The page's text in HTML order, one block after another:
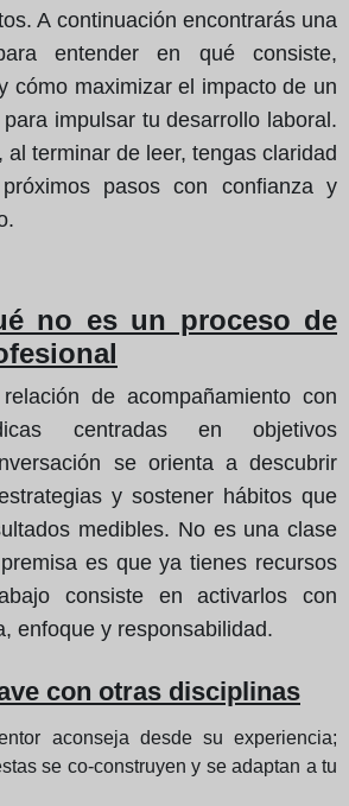
A continuación encontrarás una
entender en qué consiste,
cómo maximizar el impacto de un
impulsar tu desarrollo laboral.
al terminar de leer, tengas claridad
pasos con confianza y
no es un proceso de
de acompañamiento con
centradas en objetivos
se orienta a descubrir
y sostener hábitos que
medibles. No es una clase
es que ya tienes recursos
consiste en activarlos con
enfoque y responsabilidad.
con otras disciplinas
aconseja desde su experiencia;
se co-construyen y se adaptan a tu